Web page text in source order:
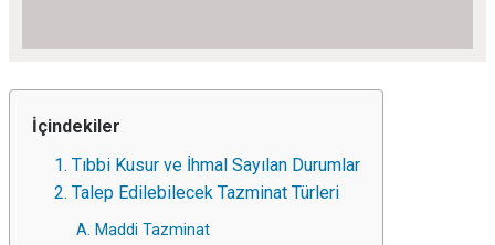
İçindekiler
1. Tıbbi Kusur ve İhmal Sayılan Durumlar
2. Talep Edilebilecek Tazminat Türleri
A. Maddi Tazminat